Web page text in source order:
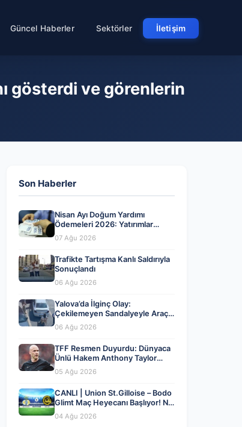
Güncel Haberler Sektörler İletişim
gösterdi ve görenlerin
Son Haberler
Nisan Ayı Doğum Yardımı
Ödemeleri 2026: Yatırımlar
Tamamlandı mı?
07 Ağu 2026
Trafikte Tartışma Kanlı Saldırıyla
Sonuçlandı
06 Ağu 2026
Yalova’da İlginç Olay:
Çekilemeyen Sandalyeyle Araç
Parkına Engel Olma Hikayesi
06 Ağu 2026
TFF Resmen Duyurdu: Dünyaca
Ünlü Hakem Anthony Taylor
MHK’da Göreve Başladı
05 Ağu 2026
CANLI | Union St.Gilloise – Bodo
Glimt Maç Heyecanı Başlıyor! Ne
Zaman ve Nerede İzlenir? – 04
Ağustos 2026
04 Ağu 2026